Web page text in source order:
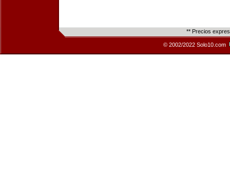
** Precios
© 2002/2022 Solo10.com